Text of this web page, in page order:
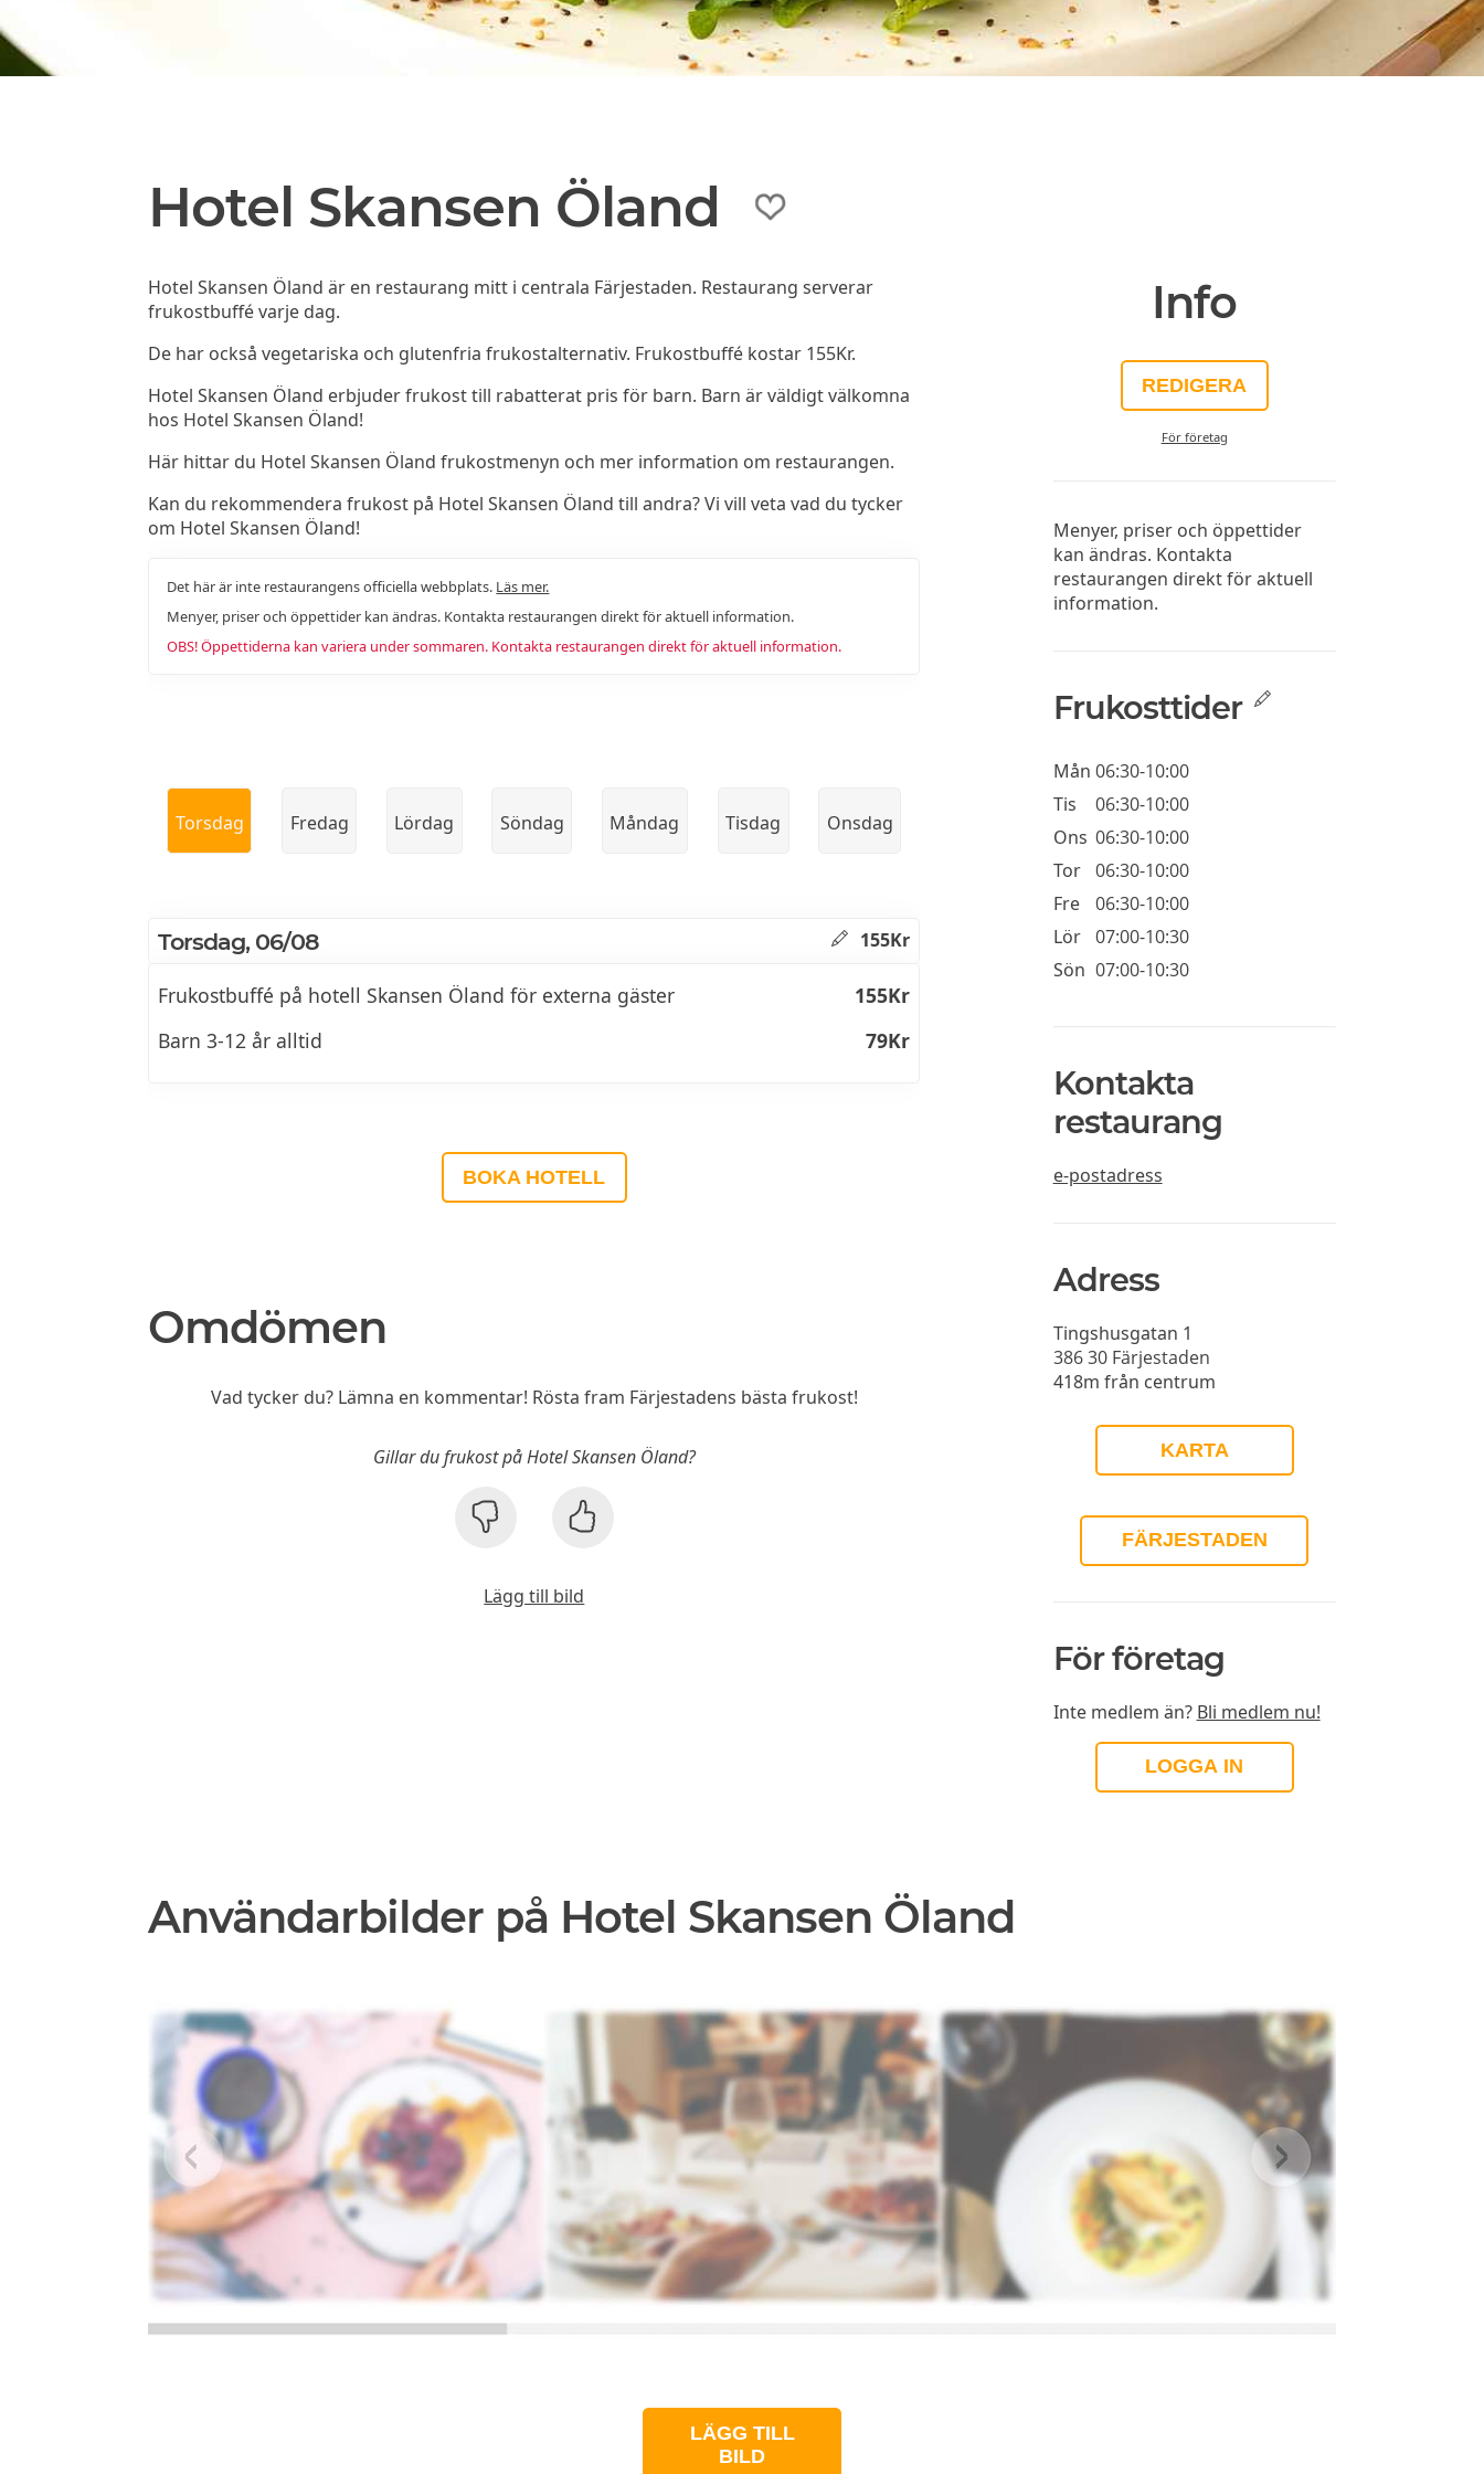
Hotel Skansen Öland
Hotel Skansen Öland är en restaurang mitt i centrala Färjestaden. Restaurang serverar
frukostbuffé varje dag.
De har också vegetariska och glutenfria frukostalternativ. Frukostbuffé kostar 155Kr.
Hotel Skansen Öland erbjuder frukost till rabatterat pris för barn. Barn är väldigt välkomna
hos Hotel Skansen Öland!
Här hittar du Hotel Skansen Öland frukostmenyn och mer information om restaurangen.
Kan du rekommendera frukost på Hotel Skansen Öland till andra? Vi vill veta vad du tycker
om Hotel Skansen Öland!
Det här är inte restaurangens officiella webbplats. Läs mer.
Menyer, priser och öppettider kan ändras. Kontakta restaurangen direkt för aktuell information.
OBS! Öppettiderna kan variera under sommaren. Kontakta restaurangen direkt för aktuell information.
Torsdag Fredag Lördag Söndag Måndag Tisdag Onsdag
Torsdag, 06/08 155Kr
Frukostbuffé på hotell Skansen Öland för externa gäster
155Kr
Barn 3-12 år alltid
79Kr
BOKA HOTELL
Omdömen
Vad tycker du? Lämna en kommentar! Rösta fram Färjestadens bästa frukost!
Gillar du frukost på Hotel Skansen Öland?
Lägg till bild
Info
REDIGERA
För företag
Menyer, priser och öppettider
kan ändras. Kontakta
restaurangen direkt för aktuell
information.
Frukosttider
Mån 06:30-10:00
Tis
06:30-10:00
Ons 06:30-10:00
Tor
06:30-10:00
Fre
06:30-10:00
Lör
07:00-10:30
Sön 07:00-10:30
Kontakta
restaurang
e-postadress
Adress
Tingshusgatan 1
386 30 Färjestaden
418m från centrum
KARTA
FÄRJESTADEN
För företag
Inte medlem än? Bli medlem nu!
LOGGA IN
Användarbilder på Hotel Skansen Öland
LÄGG TILL
BILD